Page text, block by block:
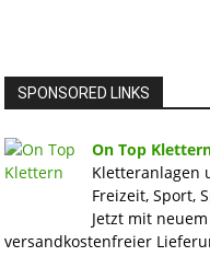
SPONSORED LINKS
On Top
Kletteranlagen
Freizeit, Sport,
Jetzt mit
versandkostenfreier